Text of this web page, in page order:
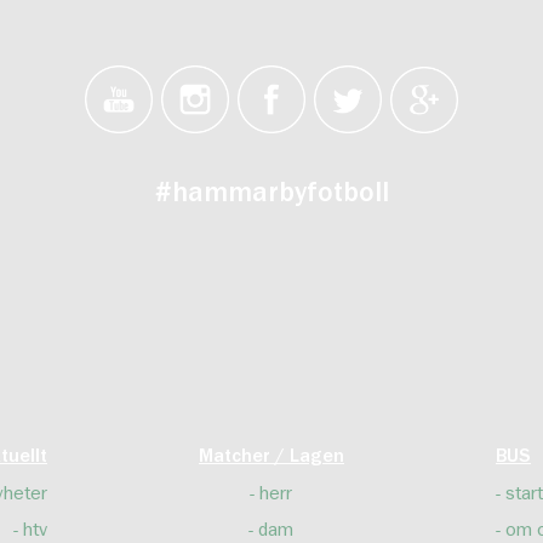
#hammarbyfotboll
htv
Matcher / Lagen
herr
dam
BUS
start
om